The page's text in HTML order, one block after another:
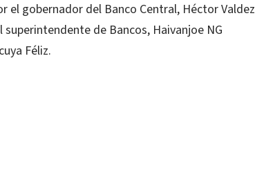
el gobernador del Banco Central, Héctor Valdez
de Bancos, Haivanjoe NG
Féliz.